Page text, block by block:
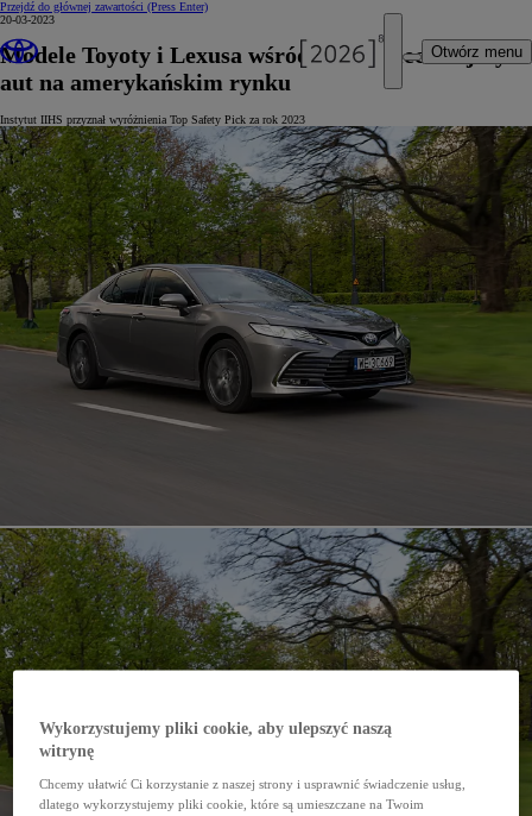
Przejdź do głównej zawartości (Press Enter)
Otwórz menu
20-03-2023
Modele Toyoty i Lexusa wśród najbezpieczniejszych
aut na amerykańskim rynku
Instytut IIHS przyznał wyróżnienia Top Safety Pick za rok 2023
Wykorzystujemy pliki cookie, aby ulepszyć naszą
witrynę
Chcemy ułatwić Ci korzystanie z naszej strony i usprawnić świadczenie usług,
dlatego wykorzystujemy pliki cookie, które są umieszczane na Twoim